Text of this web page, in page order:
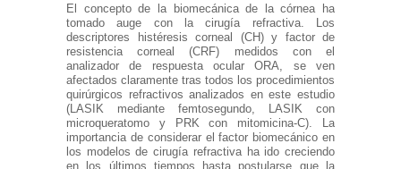
El concepto de la biomecánica de la córnea ha
tomado auge con la cirugía refractiva. Los
descriptores histéresis corneal (CH) y factor de
resistencia corneal (CRF) medidos con el
analizador de respuesta ocular ORA, se ven
afectados claramente tras todos los procedimientos
quirúrgicos refractivos analizados en este estudio
(LASIK mediante femtosegundo, LASIK con
microqueratomo y PRK con mitomicina-C). La
importancia de considerar el factor biomecánico en
los modelos de cirugía refractiva ha ido creciendo
en los últimos tiempos hasta postularse que la